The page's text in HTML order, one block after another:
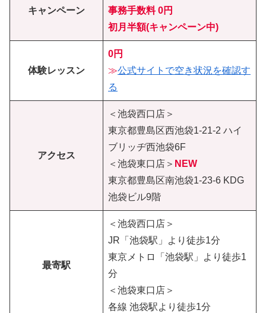
キャンペーン
事務手数料 0円
初月半額(キャンペーン中)
体験レッスン
0円
≫公式サイトで空き状況を確認す
る
アクセス
＜池袋西口店＞
東京都豊島区西池袋1-21-2 ハイ
ブリッヂ西池袋6F
＜池袋東口店＞ NEW
東京都豊島区南池袋1-23-6 KDG
池袋ビル9階
最寄駅
＜池袋西口店＞
JR「池袋駅」より徒歩1分
東京メトロ「池袋駅」より徒歩1
分
＜池袋東口店＞
各線 池袋駅より徒歩1分